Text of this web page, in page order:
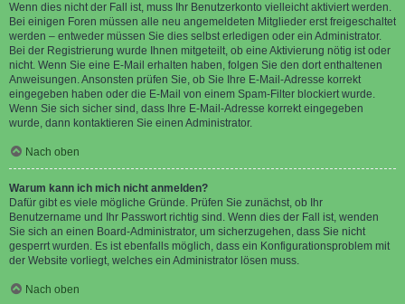
Wenn dies nicht der Fall ist, muss Ihr Benutzerkonto vielleicht aktiviert werden.
Bei einigen Foren müssen alle neu angemeldeten Mitglieder erst freigeschaltet
werden – entweder müssen Sie dies selbst erledigen oder ein Administrator.
Bei der Registrierung wurde Ihnen mitgeteilt, ob eine Aktivierung nötig ist oder
nicht. Wenn Sie eine E-Mail erhalten haben, folgen Sie den dort enthaltenen
Anweisungen. Ansonsten prüfen Sie, ob Sie Ihre E-Mail-Adresse korrekt
eingegeben haben oder die E-Mail von einem Spam-Filter blockiert wurde.
Wenn Sie sich sicher sind, dass Ihre E-Mail-Adresse korrekt eingegeben
wurde, dann kontaktieren Sie einen Administrator.
Nach oben
Warum kann ich mich nicht anmelden?
Dafür gibt es viele mögliche Gründe. Prüfen Sie zunächst, ob Ihr
Benutzername und Ihr Passwort richtig sind. Wenn dies der Fall ist, wenden
Sie sich an einen Board-Administrator, um sicherzugehen, dass Sie nicht
gesperrt wurden. Es ist ebenfalls möglich, dass ein Konfigurationsproblem mit
der Website vorliegt, welches ein Administrator lösen muss.
Nach oben